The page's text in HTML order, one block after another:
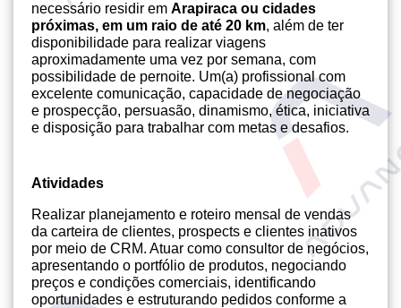
necessário residir em Arapiraca ou cidades
próximas, em um raio de até 20 km, além de ter
disponibilidade para realizar viagens
aproximadamente uma vez por semana, com
possibilidade de pernoite. Um(a) profissional com
excelente comunicação, capacidade de negociação
e prospecção, persuasão, dinamismo, ética, iniciativa
e disposição para trabalhar com metas e desafios.
Atividades
Realizar planejamento e roteiro mensal de vendas
da carteira de clientes, prospects e clientes inativos
por meio de CRM. Atuar como consultor de negócios,
apresentando o portfólio de produtos, negociando
preços e condições comerciais, identificando
oportunidades e estruturando pedidos conforme a